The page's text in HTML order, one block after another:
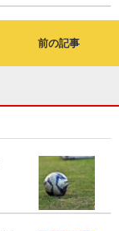
前の記事